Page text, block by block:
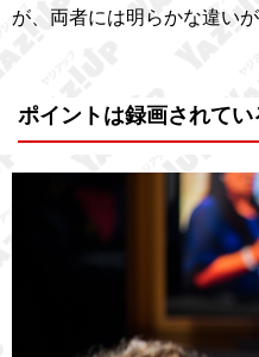
が、両者には明らかな違いが
ポイントは録画されて